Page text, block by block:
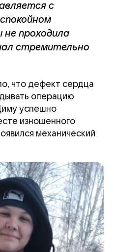
с
проходила
стремительно
что дефект сердца
операцию
успешно
изношенного
механический